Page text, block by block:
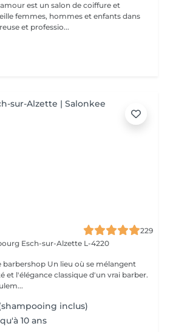
est un salon de coiffure et
femmes, hommes et enfants dans
et professio...
229
Esch-sur-Alzette L-4220
où se mélangent
et l'élégance classique d'un vrai barber.
inclus)
10 ans